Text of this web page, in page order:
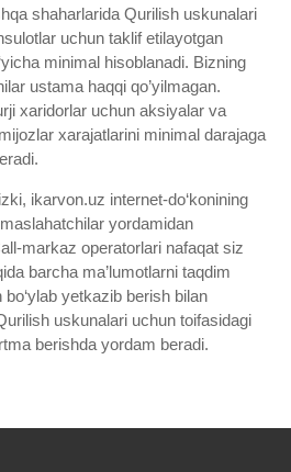
shaharlarida Qurilish uskunalari
uchun taklif etilayotgan
minimal hisoblanadi. Bizning
ustama haqqi qo’yilmagan.
xaridorlar uchun aksiyalar va
xarajatlarini minimal darajaga
ikarvon.uz internet-do‘konining
yordamidan
markaz operatorlari nafaqat siz
barcha ma’lumotlarni taqdim
yetkazib berish bilan
uskunalari uchun toifasidagi
berishda yordam beradi.